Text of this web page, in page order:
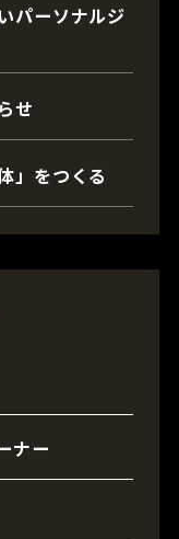
パーソナルジ
せ
」をつくる
ナー